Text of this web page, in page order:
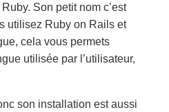
Son petit nom c’est
utilisez Ruby on Rails et
cela vous permets
utilisée par l’utilisateur,
son installation est aussi